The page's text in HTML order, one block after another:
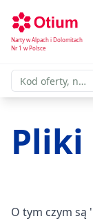
Narty w Alpach i Dolomitach
Nr 1 w Polsce
Pliki
O tym czym są